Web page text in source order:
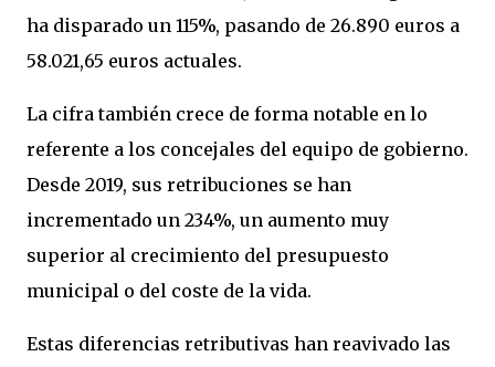
ha disparado un 115%, pasando de 26.890 euros a
58.021,65 euros actuales.
La cifra también crece de forma notable en lo
referente a los concejales del equipo de gobierno.
Desde 2019, sus retribuciones se han
incrementado un 234%, un aumento muy
superior al crecimiento del presupuesto
municipal o del coste de la vida.
Estas diferencias retributivas han reavivado las